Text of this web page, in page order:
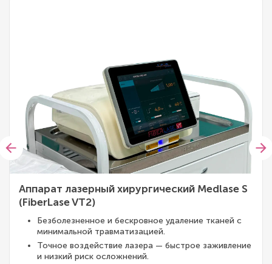
Аппарат лазерный хирургический Medlase S
(FiberLase VT2)
Безболезненное и бескровное удаление тканей с
минимальной травматизацией.
Точное воздействие лазера — быстрое заживление
и низкий риск осложнений.